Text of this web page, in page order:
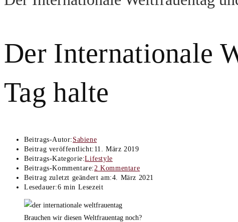
Der Internationale
Tag halte
Beitrags-Autor: Sabiene
Beitrag veröffentlicht: 11. März 2019
Beitrags-Kategorie:Lifestyle
Beitrags-Kommentare:2 Kommentare
Beitrag zuletzt geändert am:4. März 2021
Lesedauer:6 min Lesezeit
Brauchen wir diesen Weltfrauentag noch?